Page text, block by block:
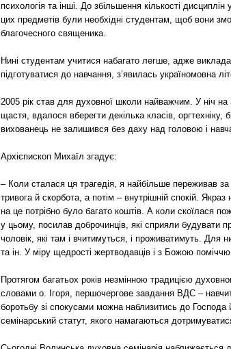
психологія та інші. До збільшення кількості
цих предметів були необхідні студентам, щоб вони
благочесного священика.
Нині студентам учитися набагато легше, адже
підготуватися до навчання, з’явилась україномовна
2005 рік став для духовної школи найважчим. У ніч
щастя, вдалося вберегти декілька класів, оргтехніку,
вихованець не залишився без даху над головою і
Архієпископ Михаїл згадує:
– Коли сталася ця трагедія, я найбільше переживав
тривога й скорбота, а потім – внутрішній спокій.
на це потрібно було багато коштів. А коли скоїлася
у цьому, посилав доброчинців, які сприяли будувати
чоловік, які там і вчитимуться, і проживатимуть. Для
та ін. У міру щедрості жертводавців і з Божою
Протягом багатьох років незмінною традицією
словами о. Ігоря, першочергове завдання ВДС –
боротьбу зі спокусами можна наблизитись до
семінарський статут, якого намагаються